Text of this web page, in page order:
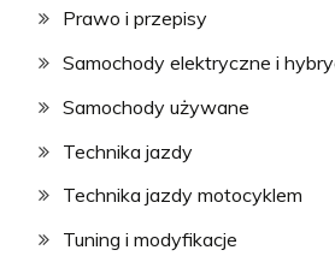
Prawo i przepisy
Samochody elektryczne i
Samochody używane
Technika jazdy
Technika jazdy motocyklem
Tuning i modyfikacje